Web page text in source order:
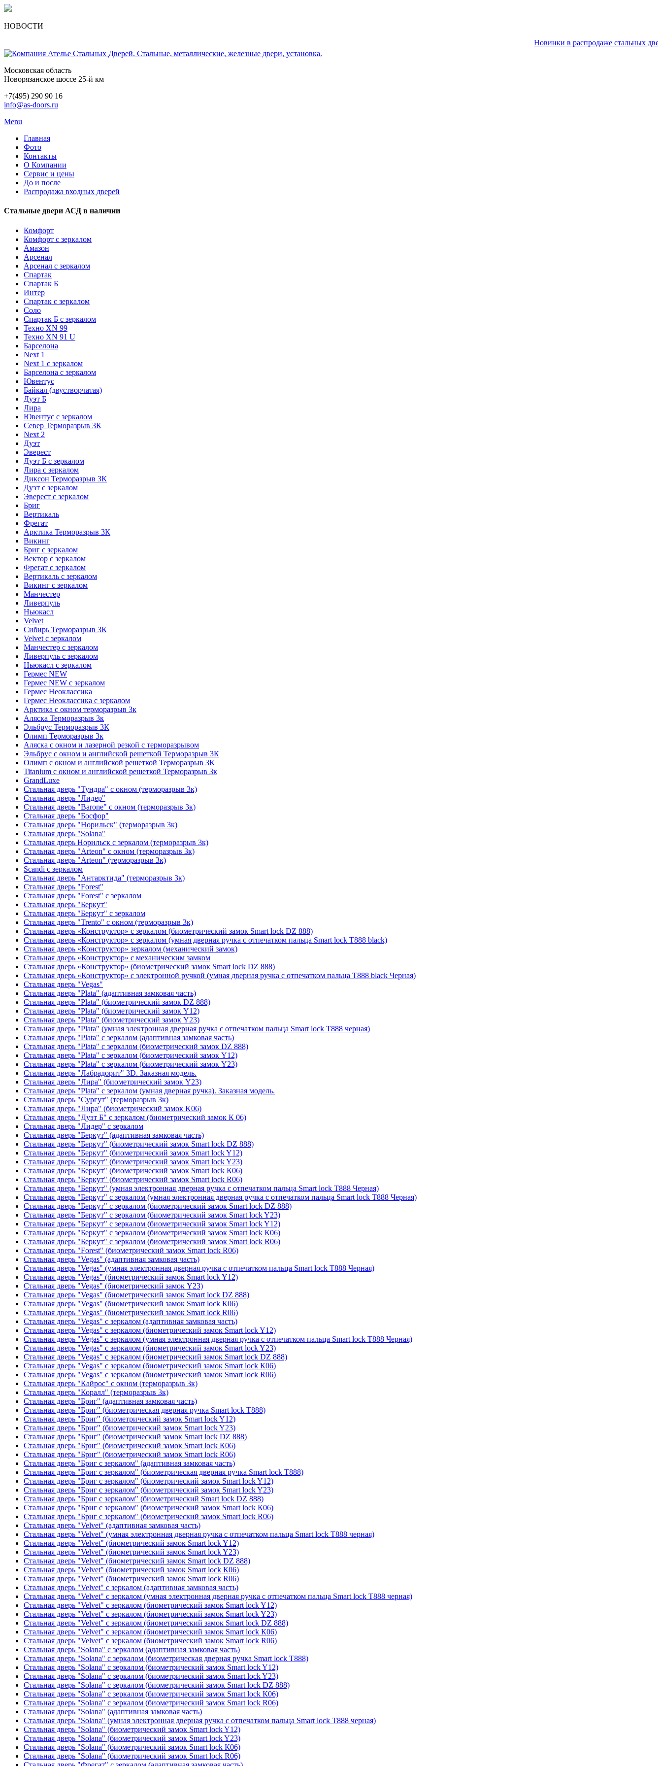
НОВОСТИ
Новинки в распродаже стальных
Московская область
Новорязанское шоссе 25-й км
+7(495) 290 90 16
info@as-doors.ru
Menu
Главная
Фото
Контакты
О Компании
Сервис и цены
До и после
Распродажа входных дверей
Стальные двери АСД в наличии
Комфорт
Комфорт с зеркалом
Амазон
Арсенал
Арсенал с зеркалом
Спартак
Спартак Б
Интер
Спартак с зеркалом
Соло
Спартак Б с зеркалом
Техно XN 99
Техно XN 91 U
Барселона
Next 1
Next 1 с зеркалом
Барселона с зеркалом
Ювентус
Байкал (двустворчатая)
Дуэт Б
Лира
Ювентус с зеркалом
Север Терморазрыв 3К
Next 2
Дуэт
Эверест
Дуэт Б с зеркалом
Лира с зеркалом
Диксон Терморазрыв 3К
Дуэт с зеркалом
Эверест с зеркалом
Бриг
Вертикаль
Фрегат
Арктика Терморазрыв 3К
Викинг
Бриг с зеркалом
Вектор с зеркалом
Фрегат с зеркалом
Вертикаль с зеркалом
Викинг с зеркалом
Манчестер
Ливерпуль
Ньюкасл
Velvet
Сибирь Терморазрыв 3К
Velvet с зеркалом
Манчестер с зеркалом
Ливерпуль с зеркалом
Ньюкасл с зеркалом
Гермес NEW
Гермес NEW с зеркалом
Гермес Неоклассика
Гермес Неоклассика с зеркалом
Арктика с окном терморазрыв 3к
Аляска Терморазрыв 3к
Эльбрус Терморазрыв 3К
Олимп Терморазрыв 3к
Аляска с окном и лазерной резкой с терморазрывом
Эльбрус с окном и английской решеткой Терморазрыв 3К
Олимп с окном и английской решеткой Терморазрыв 3К
Titanium с окном и английской решеткой Терморазрыв 3к
GrandLuxe
Стальная дверь "Тундра" с окном (терморазрыв 3к)
Стальная дверь "Лидер"
Стальная дверь "Barone" с окном (терморазрыв 3к)
Стальная дверь "Босфор"
Стальная дверь "Норильск" (терморазрыв 3к)
Стальная дверь "Solana"
Стальная дверь Норильск с зеркалом (терморазрыв 3к)
Стальная дверь "Arteon" с окном (терморазрыв 3к)
Стальная дверь "Arteon" (терморазрыв 3к)
Scandi с зеркалом
Стальная дверь "Антарктида" (терморазрыв 3к)
Стальная дверь "Forest"
Стальная дверь "Forest" с зеркалом
Стальная дверь "Беркут"
Стальная дверь "Беркут" с зеркалом
Стальная дверь "Trento" с окном (терморазрыв 3к)
Стальная дверь «Конструктор» с зеркалом (биометрический замок Smart lock DZ 888)
Стальная дверь «Конструктор» с зеркалом (умная дверная ручка с отпечатком пальца Smart lock T888 black)
Стальная дверь «Конструктор» зеркалом (механический замок)
Стальная дверь «Конструктор» с механическим замком
Стальная дверь «Конструктор» (биометрический замок Smart lock DZ 888)
Стальная дверь «Конструктор» с электронной ручкой (умная дверная ручка с отпечатком пальца T888 black Черная)
Стальная дверь "Vegas"
Стальная дверь "Plata" (адаптивная замковая часть)
Стальная дверь "Plata" (биометрический замок DZ 888)
Стальная дверь "Plata" (биометрический замок Y12)
Стальная дверь "Plata" (биометрический замок Y23)
Стальная дверь "Plata" (умная электронная дверная ручка с отпечатком пальца Smart lock T888 черная)
Стальная дверь "Plata" с зеркалом (адаптивная замковая часть)
Стальная дверь "Plata" с зеркалом (биометрический замок DZ 888)
Стальная дверь "Plata" с зеркалом (биометрический замок Y12)
Стальная дверь "Plata" с зеркалом (биометрический замок Y23)
Стальная дверь "Лабрадорит" 3D. Заказная модель.
Стальная дверь "Лира" (биометрический замок Y23)
Стальная дверь "Plata" с зеркалом (умная дверная ручка). Заказная модель.
Стальная дверь "Сургут" (терморазрыв 3к)
Стальная дверь "Лира" (биометрический замок K06)
Стальная дверь "Дуэт Б" с зеркалом (биометрический замок К 06)
Стальная дверь "Лидер" с зеркалом
Стальная дверь "Беркут" (адаптивная замковая часть)
Стальная дверь "Беркут" (биометрический замок Smart lock DZ 888)
Стальная дверь "Беркут" (биометрический замок Smart lock Y12)
Стальная дверь "Беркут" (биометрический замок Smart lock Y23)
Стальная дверь "Беркут" (биометрический замок Smart lock К06)
Стальная дверь "Беркут" (биометрический замок Smart lock R06)
Стальная дверь "Беркут" (умная электронная дверная ручка с отпечатком пальца Smart lock T888 Черная)
Стальная дверь "Беркут" с зеркалом (умная электронная дверная ручка с отпечатком пальца Smart lock T888 Черная)
Стальная дверь "Беркут" с зеркалом (биометрический замок Smart lock DZ 888)
Стальная дверь "Беркут" с зеркалом (биометрический замок Smart lock Y23)
Стальная дверь "Беркут" с зеркалом (биометрический замок Smart lock Y12)
Стальная дверь "Беркут" с зеркалом (биометрический замок Smart lock К06)
Стальная дверь "Беркут" с зеркалом (биометрический замок Smart lock R06)
Стальная дверь "Forest" (биометрический замок Smart lock R06)
Стальная дверь "Vegas" (адаптивная замковая часть)
Стальная дверь "Vegas" (умная электронная дверная ручка с отпечатком пальца Smart lock T888 Черная)
Стальная дверь "Vegas" (биометрический замок Smart lock Y12)
Стальная дверь "Vegas" (биометрический замок Y23)
Стальная дверь "Vegas" (биометрический замок Smart lock DZ 888)
Стальная дверь "Vegas" (биометрический замок Smart lock К06)
Стальная дверь "Vegas" (биометрический замок Smart lock R06)
Стальная дверь "Vegas" с зеркалом (адаптивная замковая часть)
Стальная дверь "Vegas" с зеркалом (биометрический замок Smart lock Y12)
Стальная дверь "Vegas" с зеркалом (умная электронная дверная ручка с отпечатком пальца Smart lock T888 Черная)
Стальная дверь "Vegas" с зеркалом (биометрический замок Smart lock Y23)
Стальная дверь "Vegas" с зеркалом (биометрический замок Smart lock DZ 888)
Стальная дверь "Vegas" с зеркалом (биометрический замок Smart lock К06)
Стальная дверь "Vegas" с зеркалом (биометрический замок Smart lock R06)
Стальная дверь "Кайрос" с окном (терморазрыв 3к)
Стальная дверь "Коралл" (терморазрыв 3к)
Стальная дверь "Бриг" (адаптивная замковая часть)
Стальная дверь "Бриг" (биометрическая дверная ручка Smart lock T888)
Стальная дверь "Бриг" (биометрический замок Smart lock Y12)
Стальная дверь "Бриг" (биометрический замок Smart lock Y23)
Стальная дверь "Бриг" (биометрический замок Smart lock DZ 888)
Стальная дверь "Бриг" (биометрический замок Smart lock К06)
Стальная дверь "Бриг" (биометрический замок Smart lock R06)
Стальная дверь "Бриг с зеркалом" (адаптивная замковая часть)
Стальная дверь "Бриг с зеркалом" (биометрическая дверная ручка Smart lock T888)
Стальная дверь "Бриг с зеркалом" (биометрический замок Smart lock Y12)
Стальная дверь "Бриг с зеркалом" (биометрический замок Smart lock Y23)
Стальная дверь "Бриг с зеркалом" (биометрический Smart lock DZ 888)
Стальная дверь "Бриг с зеркалом" (биометрический замок Smart lock К06)
Стальная дверь "Бриг с зеркалом" (биометрический замок Smart lock R06)
Стальная дверь "Velvet" (адаптивная замковая часть)
Стальная дверь "Velvet" (умная электронная дверная ручка с отпечатком пальца Smart lock T888 черная)
Стальная дверь "Velvet" (биометрический замок Smart lock Y12)
Стальная дверь "Velvet" (биометрический замок Smart lock Y23)
Стальная дверь "Velvet" (биометрический замок Smart lock DZ 888)
Стальная дверь "Velvet" (биометрический замок Smart lock К06)
Стальная дверь "Velvet" (биометрический замок Smart lock R06)
Стальная дверь "Velvet" с зеркалом (адаптивная замковая часть)
Стальная дверь "Velvet" с зеркалом (умная электронная дверная ручка с отпечатком пальца Smart lock T888 черная)
Стальная дверь "Velvet" с зеркалом (биометрический замок Smart lock Y12)
Стальная дверь "Velvet" с зеркалом (биометрический замок Smart lock Y23)
Стальная дверь "Velvet" с зеркалом (биометрический замок Smart lock DZ 888)
Стальная дверь "Velvet" с зеркалом (биометрический замок Smart lock К06)
Стальная дверь "Velvet" с зеркалом (биометрический замок Smart lock R06)
Стальная дверь "Solana" с зеркалом (адаптивная замковая часть)
Стальная дверь "Solana" с зеркалом (биометрическая дверная ручка Smart lock T888)
Стальная дверь "Solana" с зеркалом (биометрический замок Smart lock Y12)
Стальная дверь "Solana" с зеркалом (биометрический замок Smart lock Y23)
Стальная дверь "Solana" с зеркалом (биометрический замок Smart lock DZ 888)
Стальная дверь "Solana" с зеркалом (биометрический замок Smart lock К06)
Стальная дверь "Solana" с зеркалом (биометрический замок Smart lock R06)
Стальная дверь "Solana" (адаптивная замковая часть)
Стальная дверь "Solana" (умная электронная дверная ручка с отпечатком пальца Smart lock T888 черная)
Стальная дверь "Solana" (биометрический замок Smart lock Y12)
Стальная дверь "Solana" (биометрический замок Smart lock Y23)
Стальная дверь "Solana" (биометрический замок Smart lock К06)
Стальная дверь "Solana" (биометрический замок Smart lock R06)